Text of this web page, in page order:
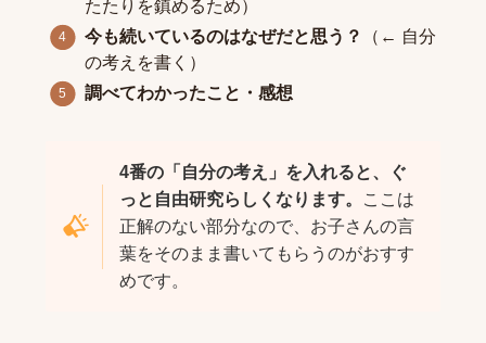
たたりを鎮めるため）
今も続いているのはなぜだと思う？
（← 自分
の考えを書く）
調べてわかったこと・感想
4番の「自分の考え」を入れると、ぐ
っと自由研究らしくなります。
ここは
正解のない部分なので、お子さんの言
葉をそのまま書いてもらうのがおすす
めです。